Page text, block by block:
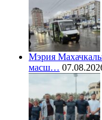
Мэрия
масш…